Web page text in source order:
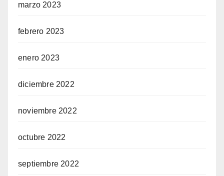
marzo 2023
febrero 2023
enero 2023
diciembre 2022
noviembre 2022
octubre 2022
septiembre 2022